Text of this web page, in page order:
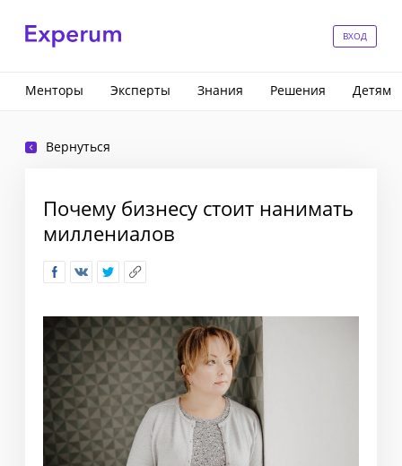
ВХОД
Менторы Эксперты Знания Решения Детям
Вернуться
Почему бизнесу стоит нанимать
миллениалов